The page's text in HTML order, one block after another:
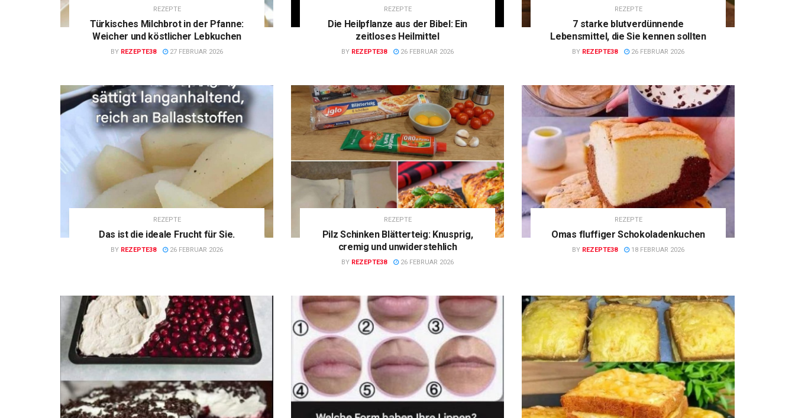
REZEPTE
Türkisches Milchbrot in der Pfanne:
Weicher und köstlicher Lebkuchen
BY REZEPTE38 27 FEBRUAR 2026
REZEPTE
Die Heilpflanze aus der Bibel: Ein
zeitloses Heilmittel
BY REZEPTE38 26 FEBRUAR 2026
REZEPTE
7 starke blutverdünnende
Lebensmittel, die Sie kennen sollten
BY REZEPTE38 26 FEBRUAR 2026
REZEPTE
Das ist die ideale Frucht für Sie.
BY REZEPTE38 26 FEBRUAR 2026
REZEPTE
Pilz Schinken Blätterteig: Knusprig,
cremig und unwiderstehlich
BY REZEPTE38 26 FEBRUAR 2026
REZEPTE
Omas fluffiger Schokoladenkuchen
BY REZEPTE38 18 FEBRUAR 2026